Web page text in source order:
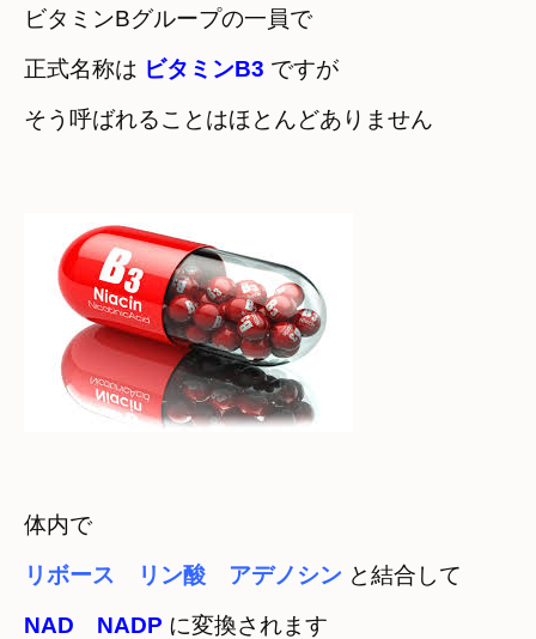
ビタミンBグループの一員で
正式名称は ビタミンB3 ですが
そう呼ばれることはほとんどありません
リボース　リン酸　アデノシン と結合して
NAD　NADP に変換されます